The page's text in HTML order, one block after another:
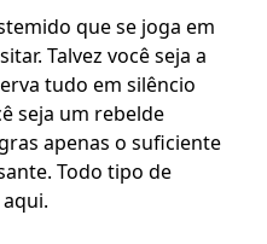
que se joga em
Talvez você seja a
tudo em silêncio
seja um rebelde
apenas o suficiente
Todo tipo de